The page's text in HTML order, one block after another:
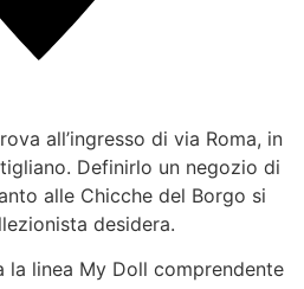
all’ingresso di via Roma, in
Definirlo un negozio di
alle Chicche del Borgo si
desidera.
linea My Doll comprendente